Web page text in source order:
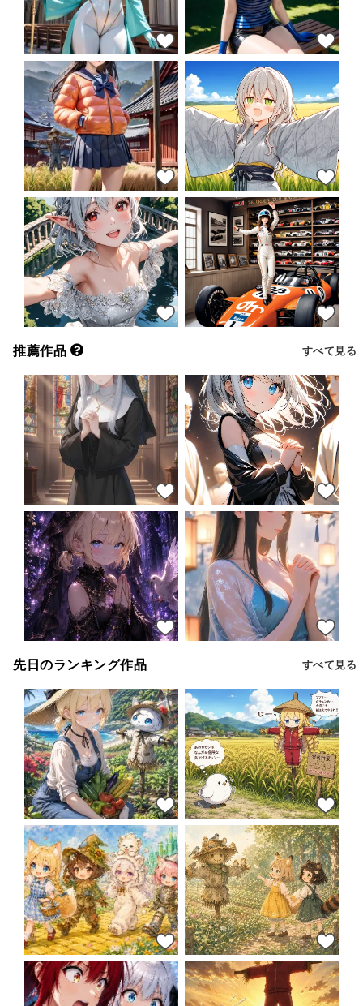
18 18
15 42
31 18
推薦作品 すべて見る
32 19
36 26
先日のランキング作品 すべて見る
70 56
51 48